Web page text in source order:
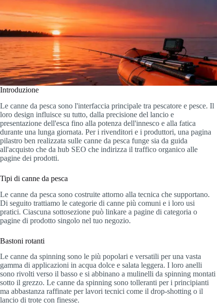
Introduzione
Le canne da pesca sono l'interfaccia principale tra pescatore e pesce. Il
loro design influisce su tutto, dalla precisione del lancio e
presentazione dell'esca fino alla potenza dell'innesco e alla fatica
durante una lunga giornata. Per i rivenditori e i produttori, una pagina
pilastro ben realizzata sulle canne da pesca funge sia da guida
all'acquisto che da hub SEO che indirizza il traffico organico alle
pagine dei prodotti.
Tipi di canne da pesca
Le canne da pesca sono costruite attorno alla tecnica che supportano.
Di seguito trattiamo le categorie di canne più comuni e i loro usi
pratici. Ciascuna sottosezione può linkare a pagine di categoria o
pagine di prodotto singolo nel tuo negozio.
Bastoni rotanti
Le canne da spinning sono le più popolari e versatili per una vasta
gamma di applicazioni in acqua dolce e salata leggera. I loro anelli
sono rivolti verso il basso e si abbinano a mulinelli da spinning montati
sotto il grezzo. Le canne da spinning sono tolleranti per i principianti
ma abbastanza raffinate per lavori tecnici come il drop-shotting o il
lancio di trote con finesse.